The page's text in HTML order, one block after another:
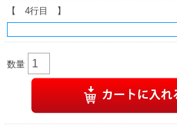
【 4行目 】
数量